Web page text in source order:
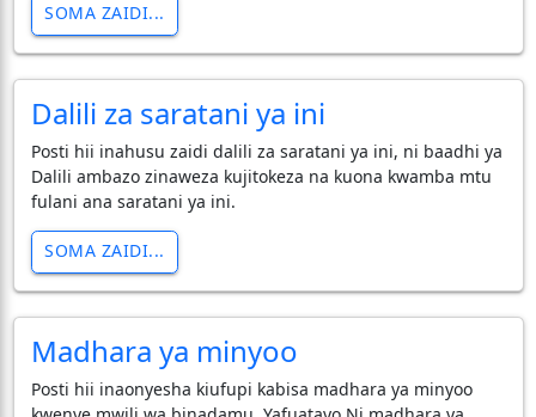
SOMA ZAIDI...
Dalili za saratani ya ini
Posti hii inahusu zaidi dalili za saratani ya ini, ni baadhi ya
Dalili ambazo zinaweza kujitokeza na kuona kwamba mtu
fulani ana saratani ya ini.
SOMA ZAIDI...
Madhara ya minyoo
Posti hii inaonyesha kiufupi kabisa madhara ya minyoo